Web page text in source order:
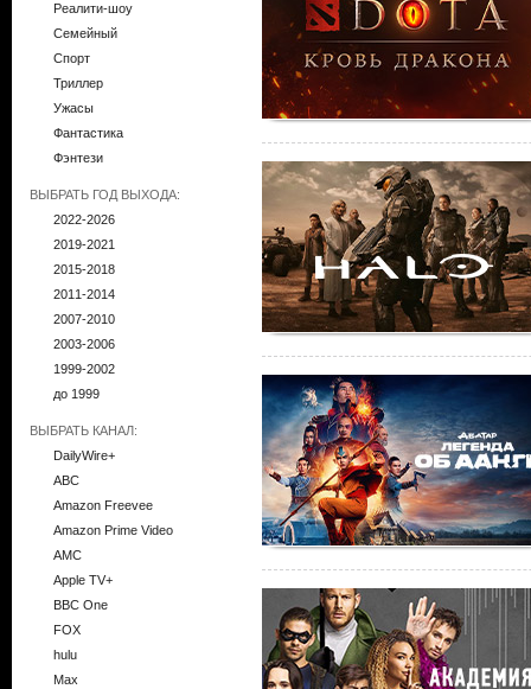
Реалити-шоу
Семейный
Спорт
Триллер
Ужасы
Фантастика
Фэнтези
ВЫБРАТЬ ГОД ВЫХОДА:
2022-2026
2019-2021
2015-2018
2011-2014
2007-2010
2003-2006
1999-2002
до 1999
ВЫБРАТЬ КАНАЛ:
DailyWire+
ABC
Amazon Freevee
Amazon Prime Video
AMC
Apple TV+
BBC One
FOX
hulu
Max